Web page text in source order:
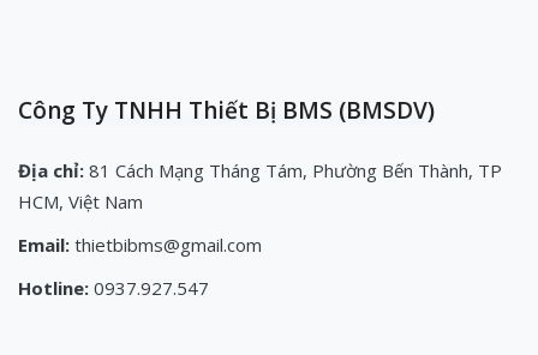
Công Ty TNHH Thiết Bị BMS (BMSDV)
Địa chỉ: 81 Cách Mạng Tháng Tám, Phường Bến Thành, TP
HCM, Việt Nam
Email: thietbibms@gmail.com
Hotline: 0937.927.547